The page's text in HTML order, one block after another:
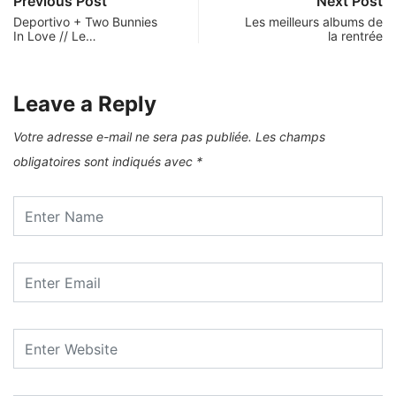
Deportivo + Two Bunnies
In Love // Le…
Les meilleurs albums de
la rentrée
Leave a Reply
Votre adresse e-mail ne sera pas publiée. Les champs
obligatoires sont indiqués avec *